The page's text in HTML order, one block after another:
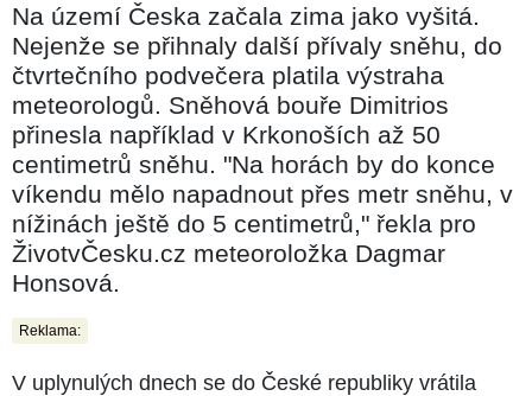
Na území Česka začala zima jako vyšitá.
Nejenže se přihnaly další přívaly sněhu, do
čtvrtečního podvečera platila výstraha
meteorologů. Sněhová bouře Dimitrios
přinesla například v Krkonoších až 50
centimetrů sněhu. "Na horách by do konce
víkendu mělo napadnout přes metr sněhu, v
nížinách ještě do 5 centimetrů," řekla pro
ŽivotvČesku.cz meteoroložka Dagmar
Honsová.
Reklama:
V uplynulých dnech se do České republiky vrátila